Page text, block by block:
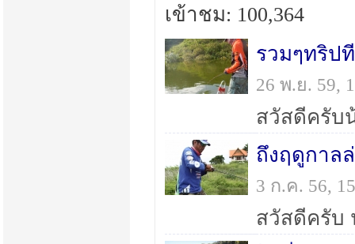
เข้าชม: 100,364
รวมๆทริป
26 พ.ย. 59,
ถึงฤดูกาล
3 ก.ค. 56,